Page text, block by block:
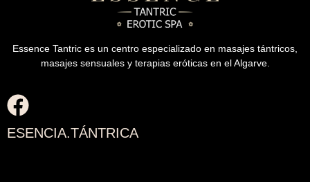
Essence Tantric es un centro especializado en masajes tántricos,
masajes sensuales y terapias eróticas en el Algarve.
ESENCIA.TÁNTRICA